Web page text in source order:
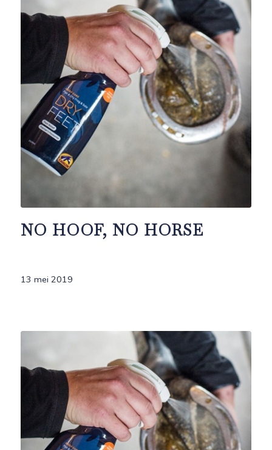
NO HOOF, NO HORSE
13 mei 2019